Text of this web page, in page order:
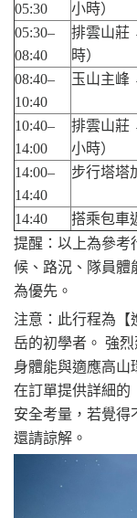
05:30
小時）
05:30–
08:40
排雲山莊
時）
08:40–
10:40
玉山主峰
10:40–
14:00
排雲山莊
小時）
14:00–
14:40
步行塔塔
14:40
搭乘包車
提醒：以上為參考
候、路況、隊員體
為優先。
注意：此行程為【
岳的初學者。 強
身體能與適應高山
在訂單提供詳細的
安全考量，若覺得
還請諒解。